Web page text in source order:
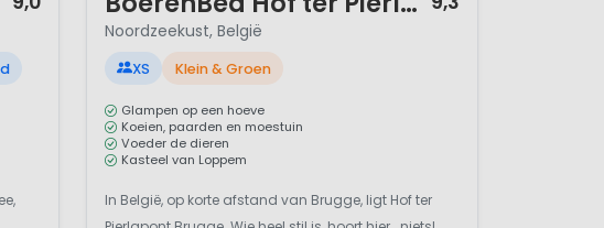
Noordzeekust, België
XS Klein & Groen
Glampen op een hoeve
Koeien, paarden en moestuin
Voeder de dieren
Kasteel van Loppem
In België, op korte afstand van Brugge, ligt Hof ter